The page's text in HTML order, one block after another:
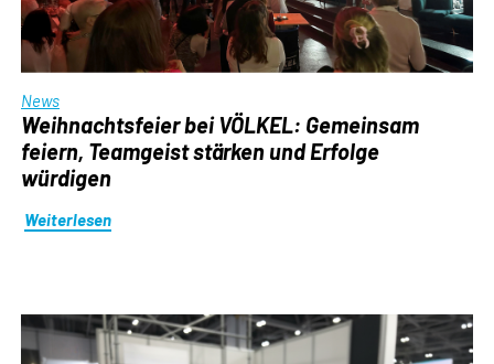
News
Weihnachtsfeier bei VÖLKEL: Gemeinsam
feiern, Teamgeist stärken und Erfolge
würdigen
Weiterlesen